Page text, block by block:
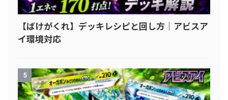
【ばけがくれ】デッキレシピと回し方｜アビスア
イ環境対応
5